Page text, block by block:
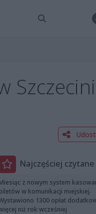
Najczęściej czytane
z nowym system
w komunikacji miejskiej.
1300 opłat
niż rok wcześniej